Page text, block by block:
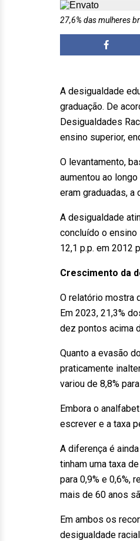
27,6% das mulheres
A desigualdade
graduação. De
Desigualdades
ensino superior,
O levantamento,
aumentou ao
eram graduadas, a
A desigualdade
concluído o ensino
12,1 p.p. em 2012
Crescimento da
O relatório mostra
Em 2023, 21,3%
dez pontos acima
Quanto a evasão
praticamente
variou de 8,8%
Embora o
escrever e a taxa
A diferença é
tinham uma taxa
para 0,9% e 0,6%,
mais de 60 anos
Em ambos os
desigualdade